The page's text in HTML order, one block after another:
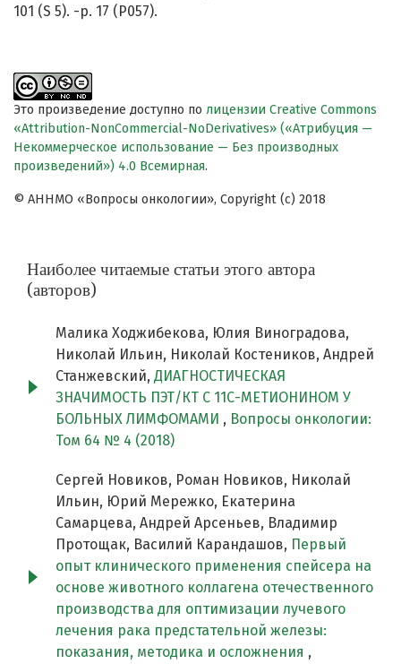
101 (S 5). -p. 17 (P057).
Это произведение доступно по лицензии Creative Commons
«Attribution-NonCommercial-NoDerivatives» («Атрибуция —
Некоммерческое использование — Без производных
произведений») 4.0 Всемирная.
© АННМО «Вопросы онкологии», Copyright (c) 2018
Наиболее читаемые статьи этого автора
(авторов)
Малика Ходжибекова, Юлия Виноградова,
Николай Ильин, Николай Костеников, Андрей
Станжевский, ДИАГНОСТИЧЕСКАЯ
ЗНАЧИМОСТЬ ПЭТ/КТ С 11С-МЕТИОНИНОМ У
БОЛЬНЫХ ЛИМФОМАМИ , Вопросы онкологии:
Том 64 № 4 (2018)
Сергей Новиков, Роман Новиков, Николай
Ильин, Юрий Мережко, Екатерина
Самарцева, Андрей Арсеньев, Владимир
Протощак, Василий Карандашов, Первый
опыт клинического применения спейсера на
основе животного коллагена отечественного
производства для оптимизации лучевого
лечения рака предстательной железы:
показания, методика и осложнения ,